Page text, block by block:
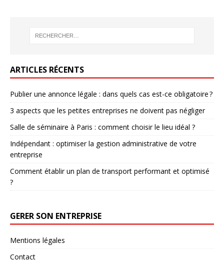
ARTICLES RÉCENTS
Publier une annonce légale : dans quels cas est-ce obligatoire ?
3 aspects que les petites entreprises ne doivent pas négliger
Salle de séminaire à Paris : comment choisir le lieu idéal ?
Indépendant : optimiser la gestion administrative de votre
entreprise
Comment établir un plan de transport performant et optimisé
?
GERER SON ENTREPRISE
Mentions légales
Contact